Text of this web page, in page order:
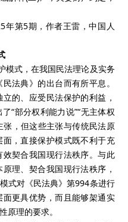
年第5期，作者王雷，中国人
模式，在我国民法理论及实务
法典》的出台而有所平息。
的、应受民法保护的利益，
“部分权利能力说”“无主体权
张，但这些主张与传统民法原
，直接保护模式既不利于充
契合我国现行法秩序。与此
理、契合我国现行法秩序，
式对《民法典》第994条进行
更具优势，而且能够架通实
原理的要求。